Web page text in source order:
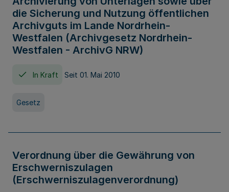
die Sicherung und Nutzung öffentlichen
Archivguts im Lande Nordrhein-
Westfalen (Archivgesetz Nordrhein-
Westfalen - ArchivG NRW)
In Kraft Seit 01. Mai 2010
Gesetz
Verordnung über die Gewährung von
Erschwerniszulagen
(Erschwerniszulagenverordnung)